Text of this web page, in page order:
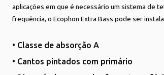
aplicações em que é necessário um sistema de
frequência, o Ecophon Extra Bass pode ser
• Classe de absorção A
• Cantos pintados com primário